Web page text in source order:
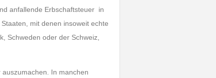
anfallende Erbschaftsteuer in
mit denen insoweit echte
Schweden oder der Schweiz,
In manchen